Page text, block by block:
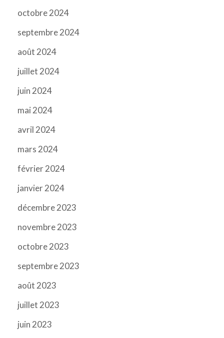
octobre 2024
septembre 2024
août 2024
juillet 2024
juin 2024
mai 2024
avril 2024
mars 2024
février 2024
janvier 2024
décembre 2023
novembre 2023
octobre 2023
septembre 2023
août 2023
juillet 2023
juin 2023